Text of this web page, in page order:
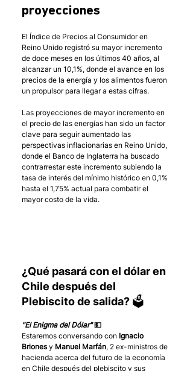
proyecciones
El Índice de Precios al Consumidor en
Reino Unido registró su mayor incremento
de doce meses en los últimos 40 años, al
alcanzar un 10,1%, donde el avance en los
precios de la energía y los alimentos fueron
un propulsor para llegar a estas cifras.
Las proyecciones de mayor incremento en
el precio de las energías han sido un factor
clave para seguir aumentado las
perspectivas inflacionarias en Reino Unido,
donde el Banco de Inglaterra ha buscado
contrarrestar este incremento subiendo la
tasa de interés del mínimo histórico en 0,1%
hasta el 1,75% actual para combatir el
mayor costo de la vida.
¿Qué pasará con el dólar en
Chile después del
Plebiscito de salida? 🗳
"El Enigma del Dólar" 💵
Estaremos conversando con Ignacio
Briones y Manuel Marfán, 2 ex-ministros de
hacienda acerca del futuro de la economía
en Chile después del plebiscito y sus